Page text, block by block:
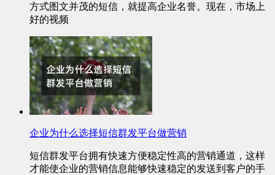
方式图文并茂的短信，就提高企业名誉。现在，市场上
好的视频
企业为什么选择短信群发平台做营销
短信群发平台拥有快速方便稳定性高的营销通道，这样
才能使企业的营销信息能够快速稳定的发送到客户的手